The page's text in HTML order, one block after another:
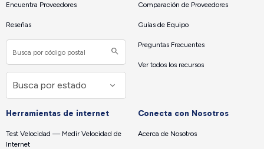
Encuentra Proveedores
Reseñas
Comparación de Proveedores
Guías de Equipo
Preguntas Frecuentes
Ver todos los recursos
Herramientas de internet
Test Velocidad — Medir Velocidad de
Internet
Conecta con Nosotros
Acerca de Nosotros